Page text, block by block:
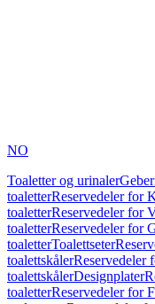
NO
Toaletter og urinaler
toaletterReservedeler for
toaletterReservedeler for
toaletterReservedeler for
toaletterToalettseter
toalettskålerReservedeler
toalettskålerDesignplater
toaletterReservedeler for